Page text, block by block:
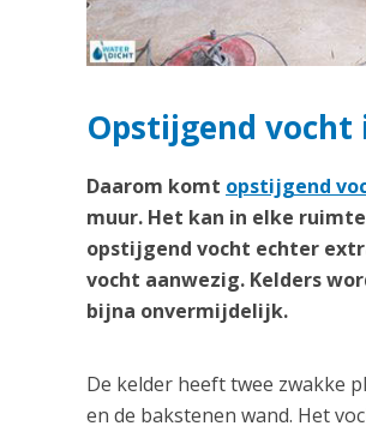
Opstijgend vocht
Daarom komt opstijgend
muur. Het kan in elke
opstijgend vocht echter
vocht aanwezig. Kelders
bijna onvermijdelijk.
De kelder heeft twee zwakke
en de bakstenen wand. Het